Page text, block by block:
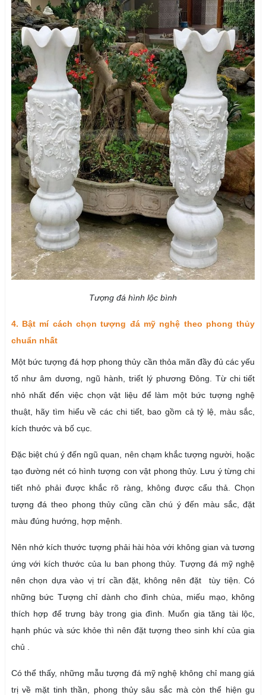
Tượng đá hình lộc bình
4. Bật mí cách chọn tượng đá mỹ nghệ theo phong thủy
chuẩn nhất
Một bức tượng đá hợp phong thủy cần thỏa mãn đầy đủ các yếu
tố như âm dương, ngũ hành, triết lý phương Đông. Từ chi tiết
nhỏ nhất đến việc chọn vật liệu để làm một bức tượng nghệ
thuật, hãy tìm hiểu về các chi tiết, bao gồm cả tỷ lệ, màu sắc,
kích thước và bố cục.
Đặc biệt chú ý đến ngũ quan, nên chạm khắc tượng người, hoặc
tạo đường nét có hình tượng con vật phong thủy. Lưu ý từng chi
tiết nhỏ phải được khắc rõ ràng, không được cẩu thả. Chọn
tượng đá theo phong thủy cũng cần chú ý đến màu sắc, đặt
màu đúng hướng, hợp mệnh.
Nên nhớ kích thước tượng phải hài hòa với không gian và tương
ứng với kích thước của lu ban phong thủy. Tượng đá mỹ nghệ
nên chọn dựa vào vị trí cần đặt, không nên đặt tùy tiện. Có
những bức Tượng chỉ dành cho đình chùa, miếu mạo, không
thích hợp để trưng bày trong gia đình. Muốn gia tăng tài lộc,
hạnh phúc và sức khỏe thì nên đặt tượng theo sinh khí của gia
chủ .
Có thể thấy, những mẫu tượng đá mỹ nghệ không chỉ mang giá
trị về mặt tinh thần, phong thủy sâu sắc mà còn thể hiện gu